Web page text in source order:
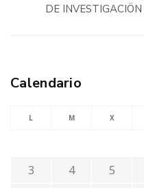
DE
Calendario
L M X
3
4 5